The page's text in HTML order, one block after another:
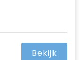
Bekijk